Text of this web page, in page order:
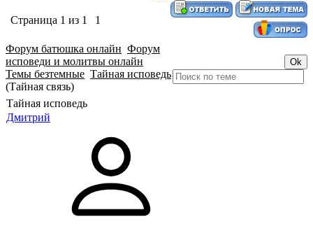
Страница 1 из 1 1
Форум батюшка онлайн Форум
исповеди и молитвы онлайн
Темы безтемные Тайная исповедь
(Тайная связь)
Тайная исповедь
Дмитрий